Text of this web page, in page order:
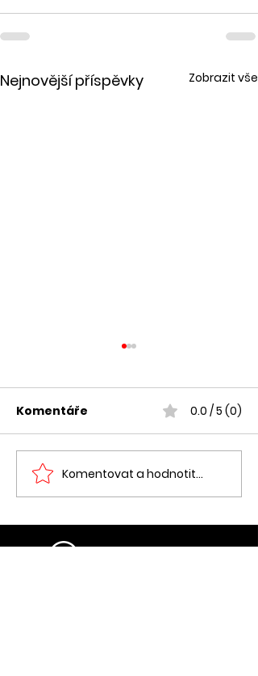
Nejnovější příspěvky Zobrazit vše
📈 Automat jako
řešení i pro malé
podnikatele
Komentáře 0.0 / 5 (0)
Komentovat a hodnotit...